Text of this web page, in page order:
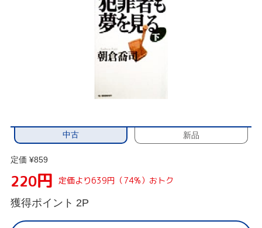
中古 新品
定価 ¥859
220円 定価より639円（74%）おトク
獲得ポイント 2P